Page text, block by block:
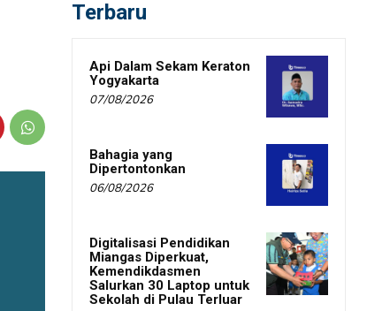
Terbaru
Api Dalam Sekam Keraton
Yogyakarta
07/08/2026
Bahagia yang
Dipertontonkan
06/08/2026
Digitalisasi Pendidikan
Miangas Diperkuat,
Kemendikdasmen
Salurkan 30 Laptop untuk
Sekolah di Pulau Terluar